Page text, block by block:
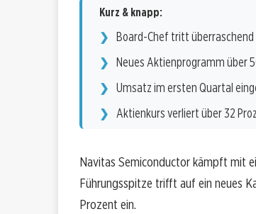
Kurz & knapp:
Board-Chef tritt überraschend
Neues Aktienprogramm über
Umsatz im ersten Quartal
Aktienkurs verliert über 32
Navitas Semiconductor kämpft mit
Führungsspitze trifft auf ein neues
Prozent ein.